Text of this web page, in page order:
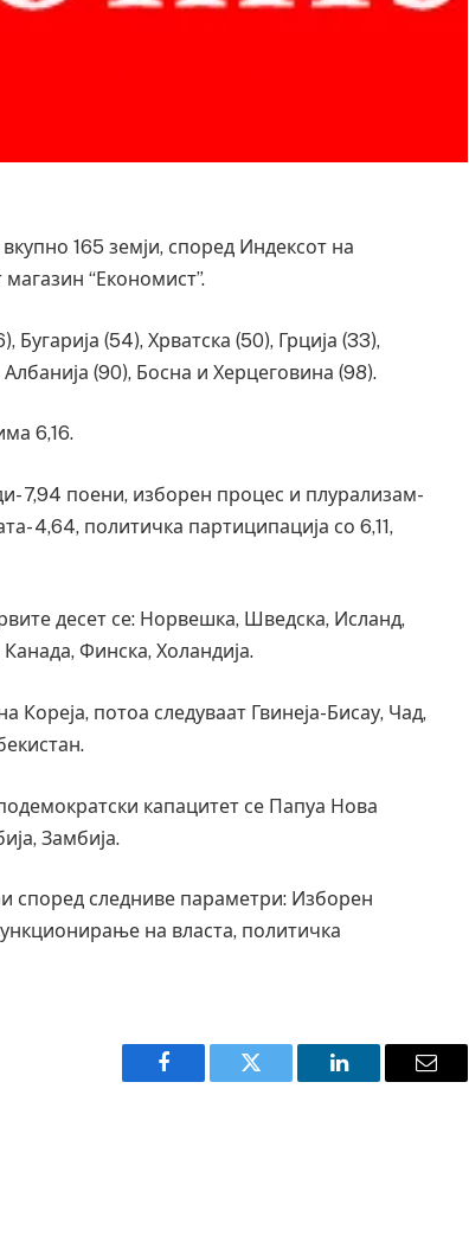
165 земји, според Индексот на
“Економист”.
(54), Хрватска (50), Грција (33),
(90), Босна и Херцеговина (98).
6,16.
7,94 поени, изборен процес и плурализам-
4,64, политичка партиципација со 6,11,
десет се: Норвешка, Шведска, Исланд,
Финска, Холандија.
Кореја, потоа следуваат Гвинеја-Бисау, Чад,
капацитет се Папуа Нова
Замбија.
според следниве параметри: Изборен
на власта, политичка
Facebook Twitter LinkedIn Email